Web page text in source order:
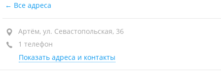
Все адреса
Артём, ул. Севастопольская, 36
1 телефон
Показать адреса и контакты